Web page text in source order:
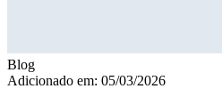
Blog
Adicionado em: 05/03/2026